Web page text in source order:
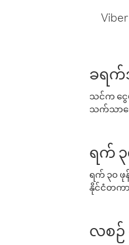
ခရက်
သင်က ငွ
သက်သာသေ
ရက် ၃
ရက် ၃၀ ဖု
နိုင်ငံတကာ
လစဉ်